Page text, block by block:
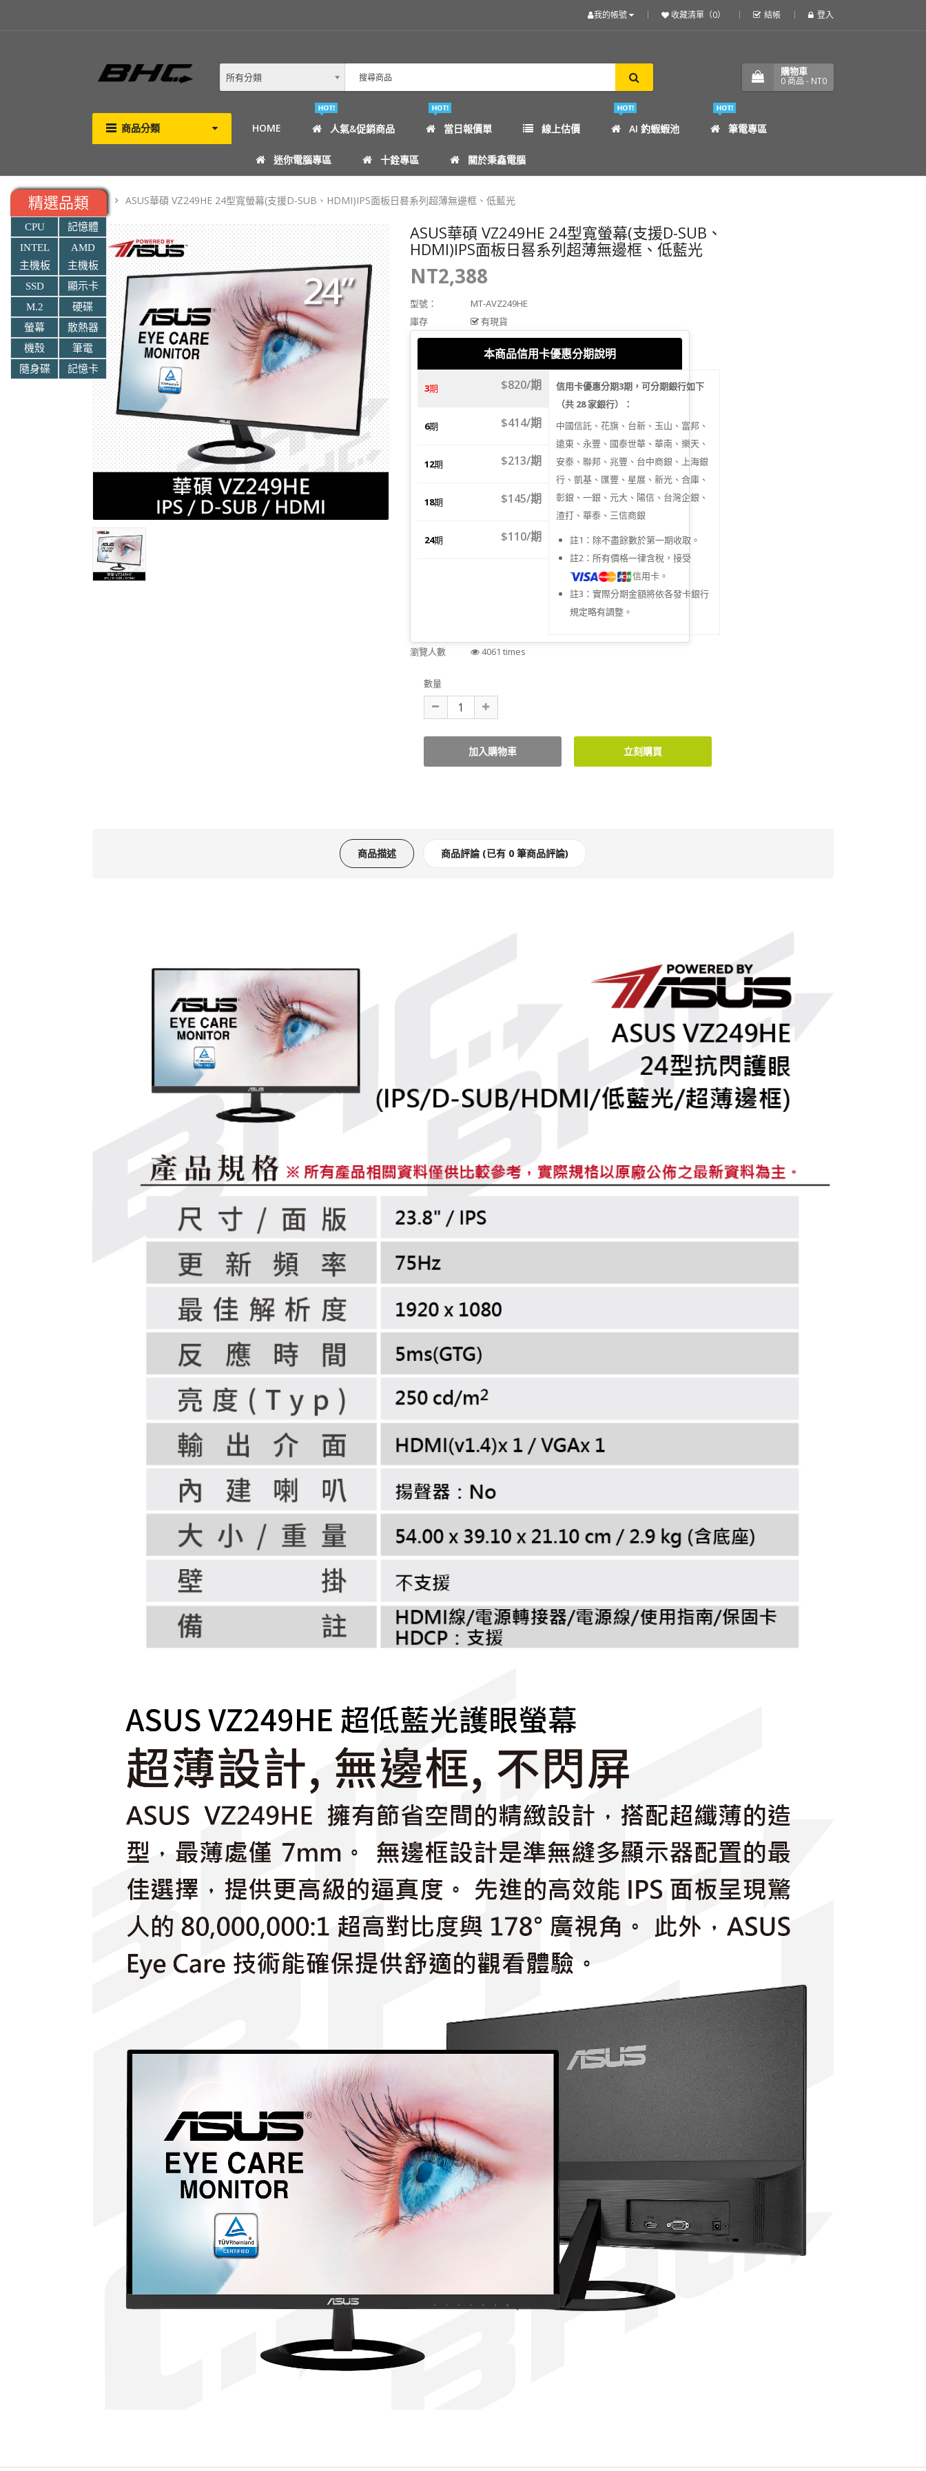
我的帳號 收藏清單（0） 結帳 登入
所有分類 購物車
0商品 - NT0
商品分類 HOME 人氣&促銷商品 當日報價單 線上估價 AI 釣蝦蝦池 筆電專區
迷你電腦專區 十銓專區 關於秉鑫電腦
ASUS華碩 VZ249HE 24型寬螢幕(支援D-SUB、HDMI)IPS面板日晷系列超薄無邊框、低藍光
ASUS華碩 VZ249HE 24型寬螢幕(支援D-SUB、
HDMI)IPS面板日晷系列超薄無邊框、低藍光
NT2,388
型號：
MT-AVZ249HE
庫存
有現貨
本商品信用卡優惠分期說明
3期 $820/期
6期 $414/期
12期 $213/期
18期 $145/期
24期 $110/期
信用卡優惠分期3期，可分期銀行如下
（共 28 家銀行）：
中國信託、花旗、台新、玉山、富邦、
遠東、永豐、國泰世華、華南、樂天、
安泰、聯邦、兆豐、台中商銀、上海銀
行、凱基、匯豐、星展、新光、合庫、
彰銀、一銀、元大、陽信、台灣企銀、
渣打、華泰、三信商銀
註1：除不盡餘數於第一期收取。
註2：所有價格一律含稅，接受
信用卡。
註3：實際分期金額將依各發卡銀行
規定略有調整。
瀏覽人數 4061 times
數量
精選品類
CPU
記憶體
INTEL
主機板
AMD
主機板
SSD
顯示卡
M.2
硬碟
螢幕
散熱器
機殼
筆電
隨身碟
記憶卡
商品描述 商品評論 (已有 0 筆商品評論)